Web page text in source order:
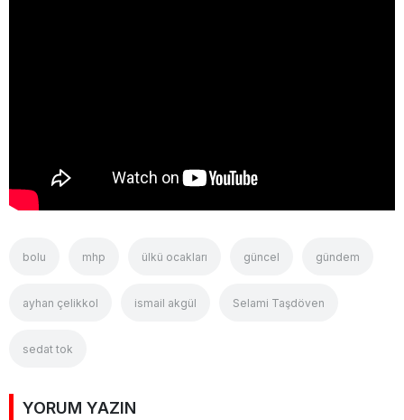
bolu mhp ülkü ocakları güncel gündem
ayhan çelikkol ismail akgül Selami Taşdöven
sedat tok
YORUM YAZIN